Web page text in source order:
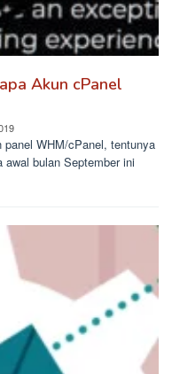
Akun cPanel
WHM/cPanel, tentunya
awal bulan September ini